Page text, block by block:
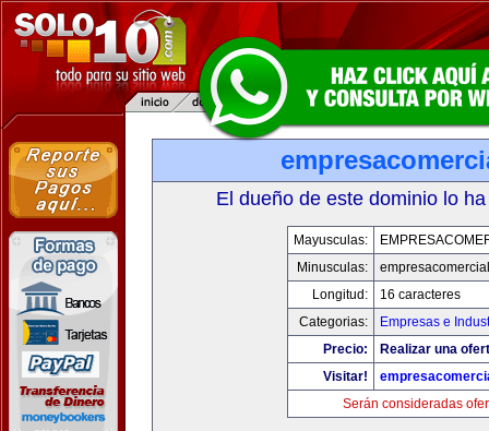
El dueño de este dominio lo
Mayusculas:
Minusculas:
Longitud:
16 caracteres
Categorias:
Empresas e
Precio:
Realizar una
Visitar!
Serán consideradas